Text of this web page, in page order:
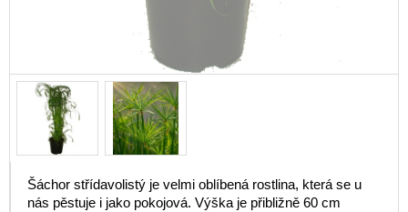
Šáchor střídavolistý je velmi oblíbená rostlina, která se u
nás pěstuje i jako pokojová. Výška je přibližně 60 cm